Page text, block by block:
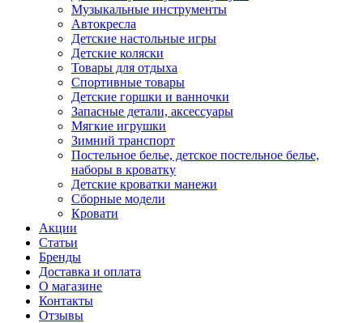
Музыкальные инструменты
Автокресла
Детские настольные игры
Детские коляски
Товары для отдыха
Спортивные товары
Детские горшки и ванночки
Запасные детали, аксессуары
Мягкие игрушки
Зимний транспорт
Постельное белье, детское постельное белье,
наборы в кроватку
Детские кроватки манежи
Сборные модели
Кровати
Акции
Статьи
Бренды
Доставка и оплата
О магазине
Контакты
Отзывы